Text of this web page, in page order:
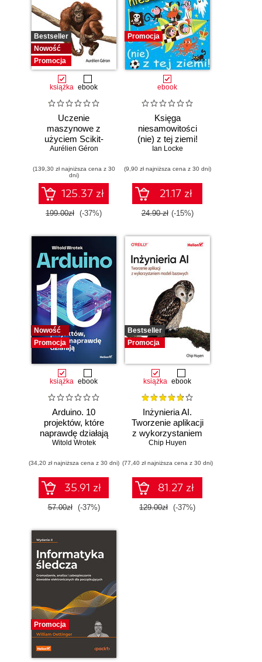
Bestseller
Nowość
Promocja
książka ebook
Uczenie
maszynowe z
użyciem Scikit-
Learn i PyTorch.
narzędzia i techniki
umożliwiające
konstruowanie
inteligentnych
systemów
Aurélien Géron
(139,30 zł najniższa cena z 30
dni)
125.37 zł
199.00zł (-37%)
Promocja
ebook
Księga
niesamowitości
(nie) z tej ziemi!
Księga faktów
niezwykłych
Ian Locke
(9,90 zł najniższa cena z 30 dni)
21.17 zł
24.90 zł (-15%)
Nowość
Promocja
książka ebook
Arduino. 10
projektów, które
naprawdę działają
Witold Wrotek
(34,20 zł najniższa cena z 30 dni)
35.91 zł
57.00zł (-37%)
Bestseller
Promocja
książka ebook
Inżynieria AI.
Tworzenie aplikacji
z wykorzystaniem
modeli bazowych
Chip Huyen
(77,40 zł najniższa cena z 30 dni)
81.27 zł
129.00zł (-37%)
Promocja